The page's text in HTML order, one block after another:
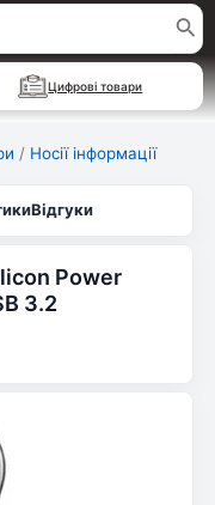
Цифрові товари
/ Носії інформації
Відгуки
Power
3.2